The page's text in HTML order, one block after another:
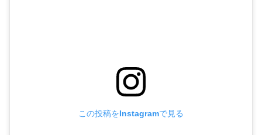
この投稿をInstagramで見る